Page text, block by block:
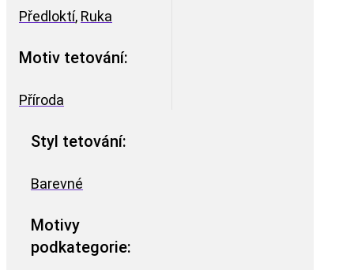
Předloktí, Ruka
Motiv tetování:
Příroda
Styl tetování:
Barevné
Motivy
podkategorie: